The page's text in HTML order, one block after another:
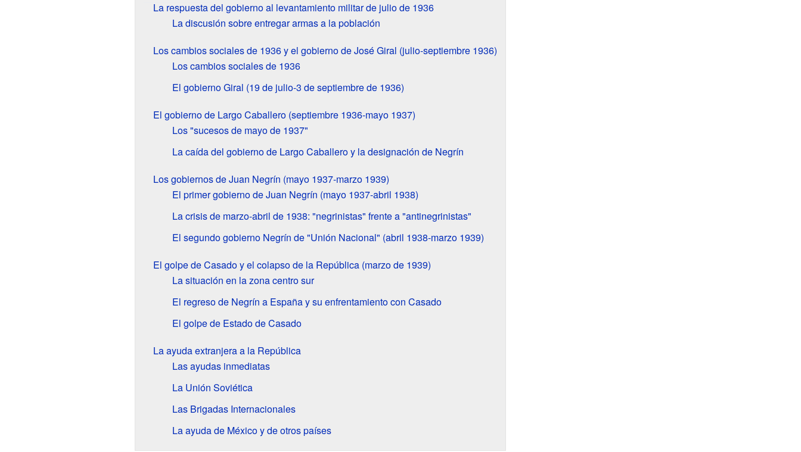
La respuesta del gobierno al levantamiento militar de julio de 1936
La discusión sobre entregar armas a la población
Los cambios sociales de 1936 y el gobierno de José Giral (julio-septiembre 1936)
Los cambios sociales de 1936
El gobierno Giral (19 de julio-3 de septiembre de 1936)
El gobierno de Largo Caballero (septiembre 1936-mayo 1937)
Los "sucesos de mayo de 1937"
La caída del gobierno de Largo Caballero y la designación de Negrín
Los gobiernos de Juan Negrín (mayo 1937-marzo 1939)
El primer gobierno de Juan Negrín (mayo 1937-abril 1938)
La crisis de marzo-abril de 1938: "negrinistas" frente a "antinegrinistas"
El segundo gobierno Negrín de "Unión Nacional" (abril 1938-marzo 1939)
El golpe de Casado y el colapso de la República (marzo de 1939)
La situación en la zona centro sur
El regreso de Negrín a España y su enfrentamiento con Casado
El golpe de Estado de Casado
La ayuda extranjera a la República
Las ayudas inmediatas
La Unión Soviética
Las Brigadas Internacionales
La ayuda de México y de otros países